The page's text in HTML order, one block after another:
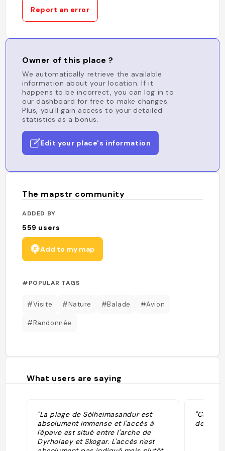
Report an error
Owner of this place ?
We automatically retrieve the available
information about your location. If it
happens to be incorrect, you can log in to
our dashboard for free to make changes.
Plus, you'll gain access to your detailed
statistics as a bonus.
Edit your place's information
The mapstr community
ADDED BY
559 users
Add to my map
#POPULAR TAGS
#Visite #Nature #Balade #Avion
#Randonnée
What users are saying
"La plage de Sólheimasandur est
absolument immense et l'accès à
l'épave est situé entre l'arche de
Dyrholaey et Skogar. L'accès n'est
de